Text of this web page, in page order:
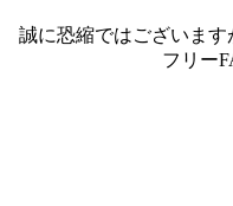
誠に恐縮ではございます
フリー